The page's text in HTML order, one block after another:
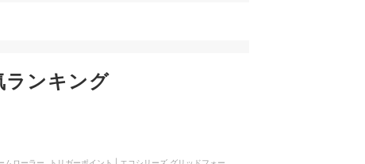
ランキング